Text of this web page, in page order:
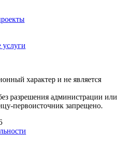
характер и не является
разрешения администрации или
первоисточник запрещено.